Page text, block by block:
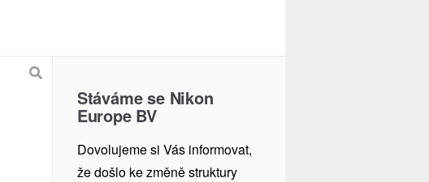
Stáváme se Nikon
Europe BV
Dovolujeme si Vás informovat,
že došlo ke změně struktury